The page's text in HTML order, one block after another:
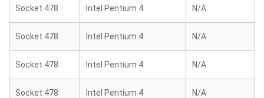
Socket 478 Intel Pentium 4 N/A
Socket 478 Intel Pentium 4 N/A
Socket 478 Intel Pentium 4 N/A
Socket 478 Intel Pentium 4 N/A